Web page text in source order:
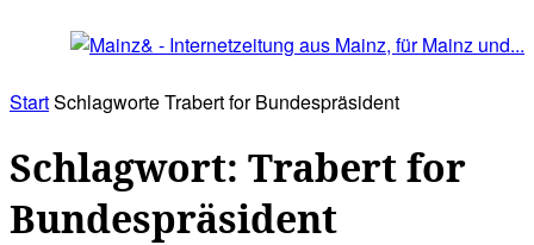
StartSchlagworteTrabert for Bundespräsident
Schlagwort: Trabert for
Bundespräsident